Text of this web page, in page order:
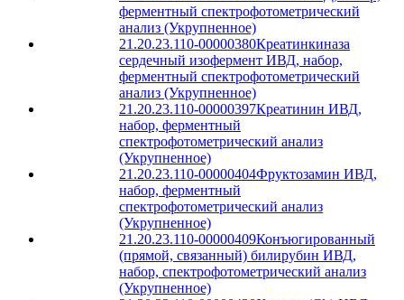
ферментный спектрофотометрический
анализ (Укрупненное)
21.20.23.110-00000380Креатинкиназа
сердечный изофермент ИВД, набор,
ферментный спектрофотометрический
анализ (Укрупненное)
21.20.23.110-00000397Креатинин ИВД,
набор, ферментный
спектрофотометрический анализ
(Укрупненное)
21.20.23.110-00000404Фруктозамин ИВД,
набор, ферментный
спектрофотометрический анализ
(Укрупненное)
21.20.23.110-00000409Конъюгированный
(прямой, связанный) билирубин ИВД,
набор, спектрофотометрический анализ
(Укрупненное)